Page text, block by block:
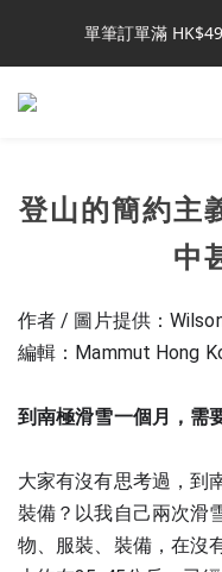
本網站為港澳地區指定總
並享售後
單筆訂單滿
自取或商品查詢：可於IG
登山的簡約主
中
作者 / 圖片提供：
編輯：Mammut Hong
到南極滑雪一個月，需
大家有沒有思考過，到
裝備？以我自己兩次滑
物、服裝、裝備，在沒